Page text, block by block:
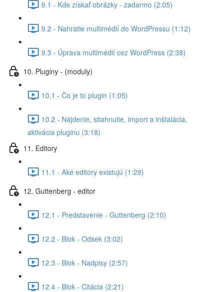
9.1 - Kde získať obrázky - zadarmo (2:05)
9.2 - Nahratie multimédií do WordPressu (1:12)
9.3 - Úprava multimédií cez WordPress (2:38)
10. Pluginy - (moduly)
10.1 - Čo je to plugin (1:05)
10.2 - Nájdenie, stiahnutie, import a inštalácia,
aktivácia pluginu (3:18)
11. Editory
11.1 - Aké editory existujú (1:29)
12. Guttenberg - editor
12.1 - Predstavenie - Guttenberg (2:10)
12.2 - Blok - Odsek (3:02)
12.3 - Blok - Nadpisy (2:57)
12.4 - Blok - Citácia (2:21)